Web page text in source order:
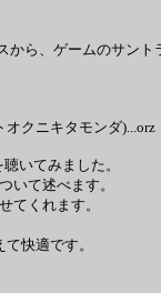
ら、ゲームのサン
クニキタモンダ)...orz
いてみました。
いて述べます。
てくれます。
快適です。